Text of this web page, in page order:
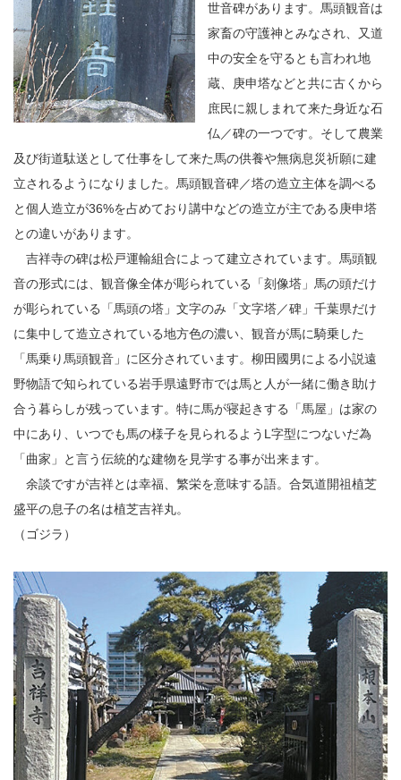
世音碑があります。馬頭観音は
家畜の守護神とみなされ、又道
中の安全を守るとも言われ地
蔵、庚申塔などと共に古くから
庶民に親しまれて来た身近な石
仏／碑の一つです。そして農業
及び街道駄送として仕事をして来た馬の供養や無病息災祈願に建
立されるようになりました。馬頭観音碑／塔の造立主体を調べる
と個人造立が36%を占めており講中などの造立が主である庚申塔
との違いがあります。
吉祥寺の碑は松戸運輸組合によって建立されています。馬頭観
音の形式には、観音像全体が彫られている「刻像塔」馬の頭だけ
が彫られている「馬頭の塔」文字のみ「文字塔／碑」千葉県だけ
に集中して造立されている地方色の濃い、観音が馬に騎乗した
「馬乗り馬頭観音」に区分されています。柳田國男による小説遠
野物語で知られている岩手県遠野市では馬と人が一緒に働き助け
合う暮らしが残っています。特に馬が寝起きする「馬屋」は家の
中にあり、いつでも馬の様子を見られるようL字型につないだ為
「曲家」と言う伝統的な建物を見学する事が出来ます。
余談ですが吉祥とは幸福、繁栄を意味する語。合気道開祖植芝
盛平の息子の名は植芝吉祥丸。
（ゴジラ）